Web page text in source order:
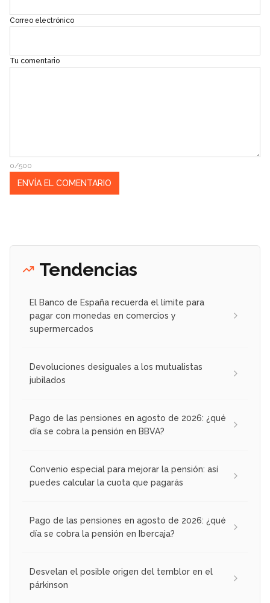
Correo electrónico
Tu comentario
0/500
Tendencias
El Banco de España recuerda el límite para
pagar con monedas en comercios y
supermercados
Devoluciones desiguales a los mutualistas
jubilados
Pago de las pensiones en agosto de 2026: ¿qué
día se cobra la pensión en BBVA?
Convenio especial para mejorar la pensión: así
puedes calcular la cuota que pagarás
Pago de las pensiones en agosto de 2026: ¿qué
día se cobra la pensión en Ibercaja?
Desvelan el posible origen del temblor en el
párkinson